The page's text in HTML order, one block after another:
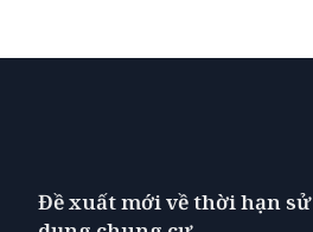
Đề xuất mới về thời hạn sử